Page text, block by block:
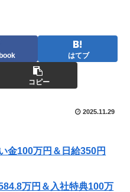
はてブ
コピー
2025.11.29
金100万円＆日給350円
万円＆入社特典100万